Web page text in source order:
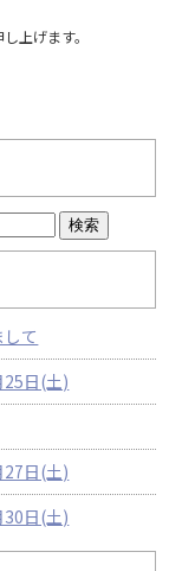
上げます。
て
日(土)
日(土)
日(土)